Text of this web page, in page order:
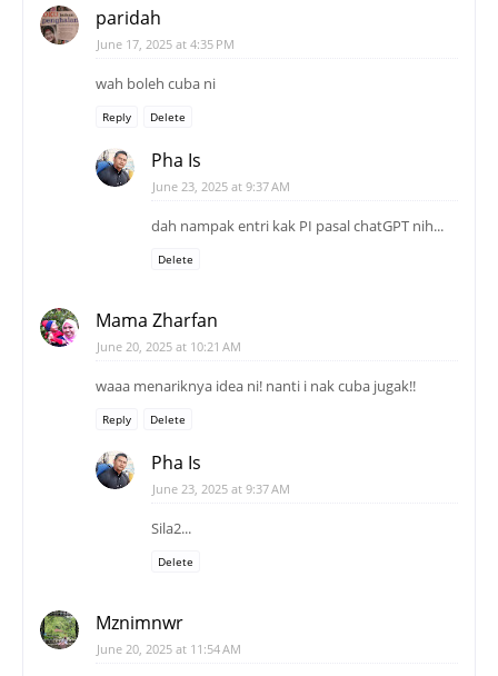
paridah
June 17, 2025 at 4:35 PM
wah boleh cuba ni
Reply Delete
Pha Is
June 23, 2025 at 9:37 AM
dah nampak entri kak PI pasal chatGPT nih...
Delete
Mama Zharfan
June 20, 2025 at 10:21 AM
waaa menariknya idea ni! nanti i nak cuba jugak!!
Reply Delete
Pha Is
June 23, 2025 at 9:37 AM
Sila2...
Delete
Mznimnwr
June 20, 2025 at 11:54 AM